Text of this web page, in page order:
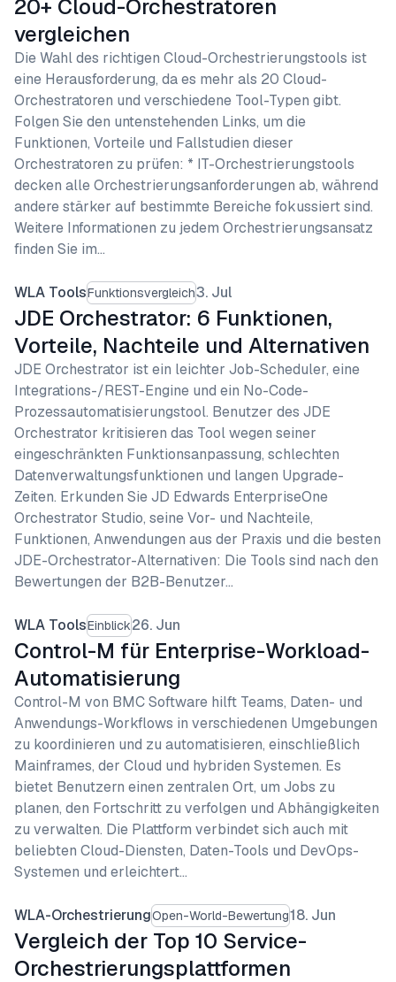
20+ Cloud-Orchestratoren
vergleichen
Die Wahl des richtigen Cloud-Orchestrierungstools ist
eine Herausforderung, da es mehr als 20 Cloud-
Orchestratoren und verschiedene Tool-Typen gibt.
Folgen Sie den untenstehenden Links, um die
Funktionen, Vorteile und Fallstudien dieser
Orchestratoren zu prüfen: * IT-Orchestrierungstools
decken alle Orchestrierungsanforderungen ab, während
andere stärker auf bestimmte Bereiche fokussiert sind.
Weitere Informationen zu jedem Orchestrierungsansatz
finden Sie im…
WLA ToolsFunktionsvergleich3. Jul
JDE Orchestrator: 6 Funktionen,
Vorteile, Nachteile und Alternativen
JDE Orchestrator ist ein leichter Job-Scheduler, eine
Integrations-/REST-Engine und ein No-Code-
Prozessautomatisierungstool. Benutzer des JDE
Orchestrator kritisieren das Tool wegen seiner
eingeschränkten Funktionsanpassung, schlechten
Datenverwaltungsfunktionen und langen Upgrade-
Zeiten. Erkunden Sie JD Edwards EnterpriseOne
Orchestrator Studio, seine Vor- und Nachteile,
Funktionen, Anwendungen aus der Praxis und die besten
JDE-Orchestrator-Alternativen: Die Tools sind nach den
Bewertungen der B2B-Benutzer…
WLA ToolsEinblick26. Jun
Control-M für Enterprise-Workload-
Automatisierung
Control-M von BMC Software hilft Teams, Daten- und
Anwendungs-Workflows in verschiedenen Umgebungen
zu koordinieren und zu automatisieren, einschließlich
Mainframes, der Cloud und hybriden Systemen. Es
bietet Benutzern einen zentralen Ort, um Jobs zu
planen, den Fortschritt zu verfolgen und Abhängigkeiten
zu verwalten. Die Plattform verbindet sich auch mit
beliebten Cloud-Diensten, Daten-Tools und DevOps-
Systemen und erleichtert…
WLA-OrchestrierungOpen-World-Bewertung18. Jun
Vergleich der Top 10 Service-
Orchestrierungsplattformen